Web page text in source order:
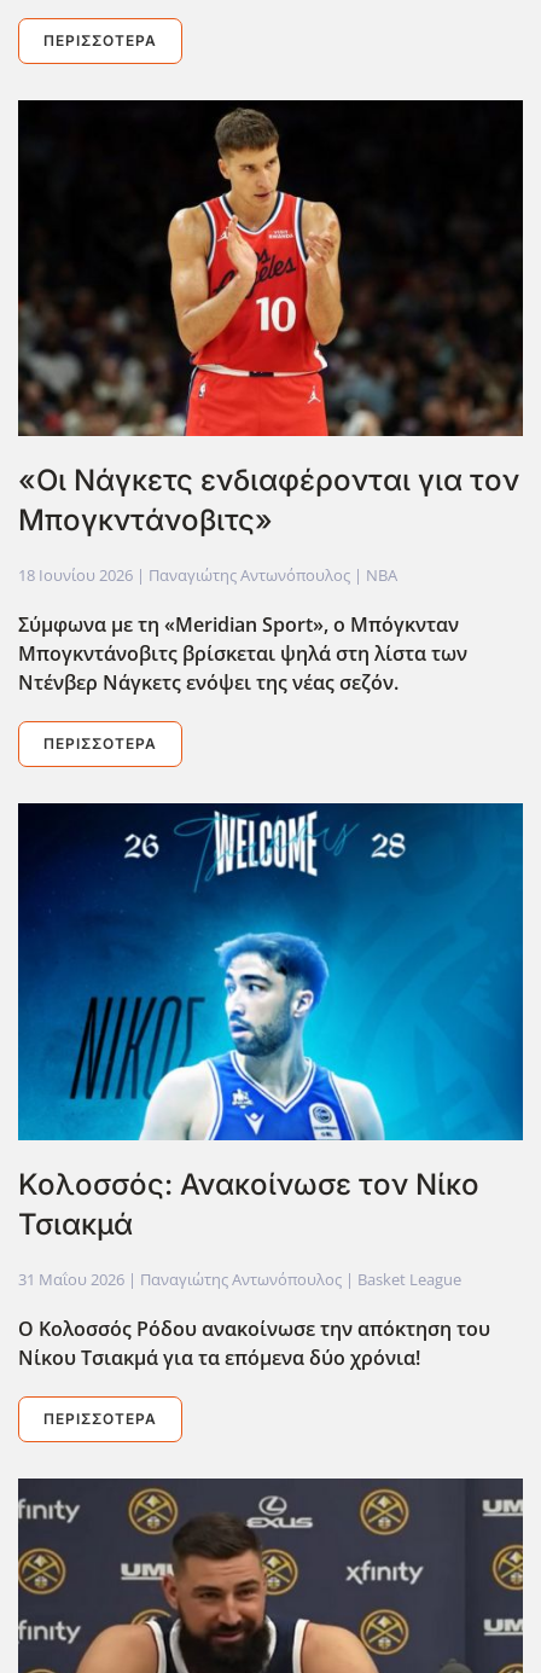
ΠΕΡΙΣΣΌΤΕΡΑ
«Οι Νάγκετς ενδιαφέρονται για τον
Μπογκντάνοβιτς»
18 Ιουνίου 2026 | Παναγιώτης Αντωνόπουλος | NBA
Σύμφωνα με τη «Meridian Sport», ο Μπόγκνταν
Μπογκντάνοβιτς βρίσκεται ψηλά στη λίστα των
Ντένβερ Νάγκετς ενόψει της νέας σεζόν.
ΠΕΡΙΣΣΌΤΕΡΑ
Κολοσσός: Ανακοίνωσε τον Νίκο
Τσιακμά
31 Μαΐου 2026 | Παναγιώτης Αντωνόπουλος | Basket League
Ο Κολοσσός Ρόδου ανακοίνωσε την απόκτηση του
Νίκου Τσιακμά για τα επόμενα δύο χρόνια!
ΠΕΡΙΣΣΌΤΕΡΑ